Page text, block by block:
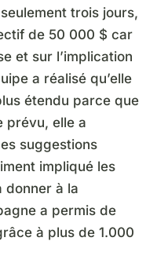
trois jours,
de 50 000 $ car
et sur l’implication
a réalisé qu’elle
étendu parce que
prévu, elle a
suggestions
impliqué les
donner à la
a permis de
à plus de 1.000